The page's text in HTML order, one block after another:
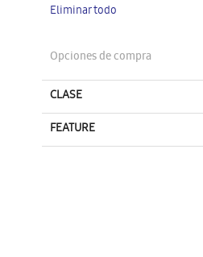
artículo
Eliminar todo
Opciones de compra
CLASE
FEATURE